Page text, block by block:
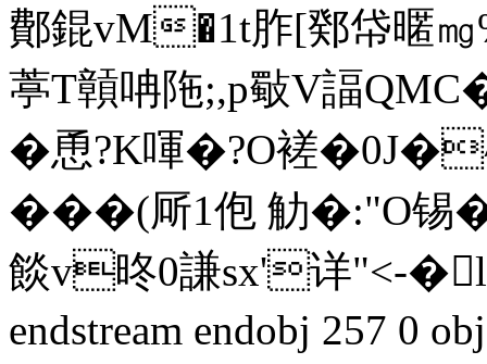
鄪錕vM�1t胙[鄈帒暱㎎
葶T贑呥陁;,p斀V諨
�恿?K喗�?O褨�
���(厛1佨 觔�:" O锡
餤v昸0謙sx'详"<-
endstream endobj 257 0